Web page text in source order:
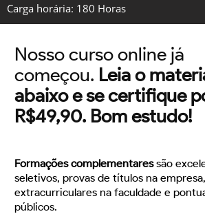
Carga horária: 180 Horas
Nosso curso online já
começou. Leia o
abaixo e se certifique
R$49,90. Bom estudo!
Formações complementaressão
seletivos, provas de títulos na
extracurriculares na faculdade e
públicos.